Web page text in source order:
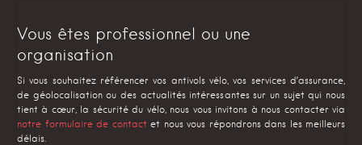
Vous êtes professionnel ou une
organisation
Si vous souhaitez référencer vos antivols vélo, vos services d’assurance,
de géolocalisation ou des actualités intéressantes sur un sujet qui nous
tient à cœur, la sécurité du vélo, nous vous invitons à nous contacter via
notre formulaire de contact et nous vous répondrons dans les meilleurs
délais.